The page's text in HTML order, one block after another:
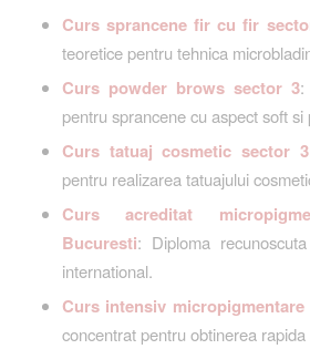
Curs sprancene fir cu fir
teoretice pentru tehnica
Curs powder brows sector 3:
pentru sprancene cu aspect soft si
Curs tatuaj cosmetic sector 3
pentru realizarea tatuajului
Curs acreditat
Bucuresti: Diploma
international.
Curs intensiv
concentrat pentru obtinerea